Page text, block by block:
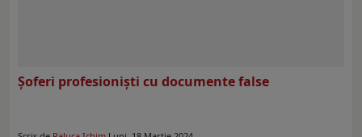
Şoferi profesioniști cu documente false